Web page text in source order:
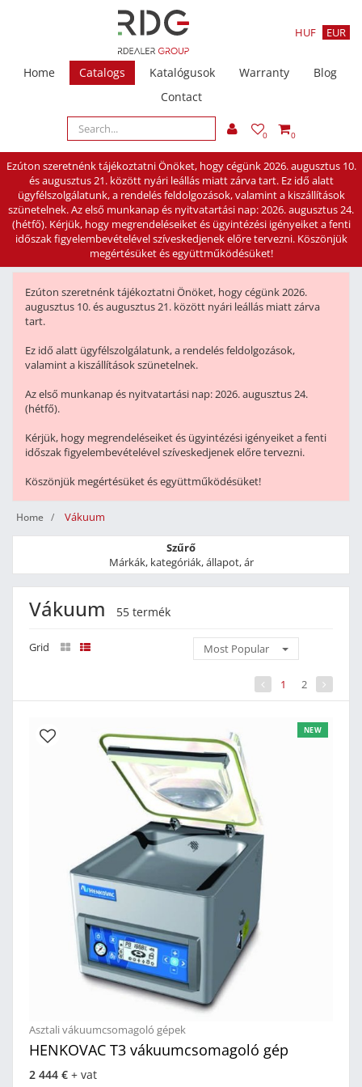
HUF EUR
Home Catalogs Katalógusok Warranty
Blog
Contact
0 0
Ezúton szeretnénk tájékoztatni Önöket, hogy cégünk 2026. augusztus 10.
és augusztus 21. között nyári leállás miatt zárva tart. Ez idő alatt
ügyfélszolgálatunk, a rendelés feldolgozások, valamint a kiszállítások
szünetelnek. Az első munkanap és nyitvatartási nap: 2026. augusztus 24.
(hétfő). Kérjük, hogy megrendeléseiket és ügyintézési igényeiket a fenti
időszak figyelembevételével szíveskedjenek előre tervezni. Köszönjük
megértésüket és együttműködésüket!
Ezúton szeretnénk tájékoztatni Önöket, hogy cégünk 2026.
augusztus 10. és augusztus 21. között nyári leállás miatt zárva
tart.
Ez idő alatt ügyfélszolgálatunk, a rendelés feldolgozások,
valamint a kiszállítások szünetelnek.
Az első munkanap és nyitvatartási nap: 2026. augusztus 24.
(hétfő).
Kérjük, hogy megrendeléseiket és ügyintézési igényeiket a fenti
időszak figyelembevételével szíveskedjenek előre tervezni.
Köszönjük megértésüket és együttműködésüket!
Home Vákuum
Szűrő
Márkák, kategóriák, állapot, ár
Vákuum 55 termék
Grid Most Popular
1 2
Asztali vákuumcsomagoló gépek
HENKOVAC T3 vákuumcsomagoló gép
2 444 € + vat
NEW